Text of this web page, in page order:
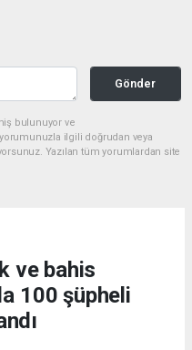
Gönder
bulunuyor ve
ilgili doğrudan veya
Yazılan tüm yorumlardan site
ve bahis
100 şüpheli